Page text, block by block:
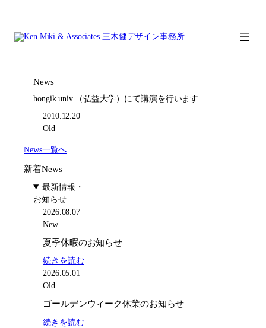
News
hongik.univ.（弘益大学）にて講演を行います
2010.12.20
Old
News一覧へ
新着News
最新情報・
お知らせ
2026.08.07
New
夏季休暇のお知らせ
続きを読む:
暇
の
2026.05.01
Old
ゴールデンウィーク休業のお知らせ
続きを読む: